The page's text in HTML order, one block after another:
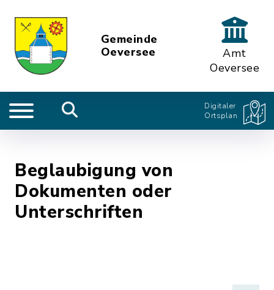
Gemeinde
Oeversee
Amt
Oeversee
Digitaler
Ortsplan
Beglaubigung von
Dokumenten oder
Unterschriften